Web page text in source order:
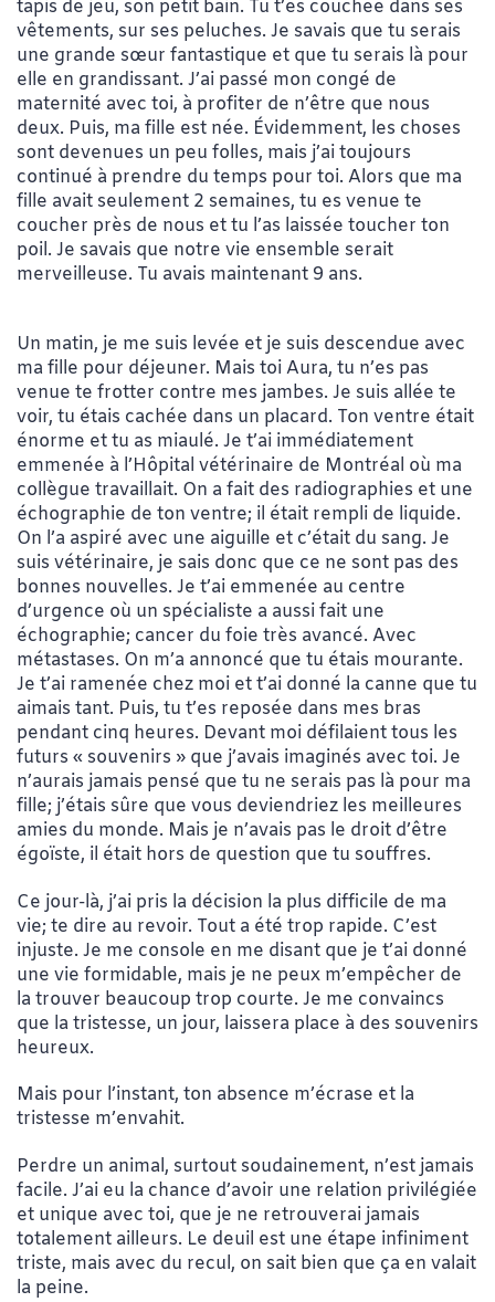
tapis de jeu, son petit bain. Tu t’es couchée dans ses
vêtements, sur ses peluches. Je savais que tu serais
une grande sœur fantastique et que tu serais là pour
elle en grandissant. J’ai passé mon congé de
maternité avec toi, à profiter de n’être que nous
deux. Puis, ma fille est née. Évidemment, les choses
sont devenues un peu folles, mais j’ai toujours
continué à prendre du temps pour toi. Alors que ma
fille avait seulement 2 semaines, tu es venue te
coucher près de nous et tu l’as laissée toucher ton
poil. Je savais que notre vie ensemble serait
merveilleuse. Tu avais maintenant 9 ans.
Un matin, je me suis levée et je suis descendue avec
ma fille pour déjeuner. Mais toi Aura, tu n’es pas
venue te frotter contre mes jambes. Je suis allée te
voir, tu étais cachée dans un placard. Ton ventre était
énorme et tu as miaulé. Je t’ai immédiatement
emmenée à l’Hôpital vétérinaire de Montréal où ma
collègue travaillait. On a fait des radiographies et une
échographie de ton ventre; il était rempli de liquide.
On l’a aspiré avec une aiguille et c’était du sang. Je
suis vétérinaire, je sais donc que ce ne sont pas des
bonnes nouvelles. Je t’ai emmenée au centre
d’urgence où un spécialiste a aussi fait une
échographie; cancer du foie très avancé. Avec
métastases. On m’a annoncé que tu étais mourante.
Je t’ai ramenée chez moi et t’ai donné la canne que tu
aimais tant. Puis, tu t’es reposée dans mes bras
pendant cinq heures. Devant moi défilaient tous les
futurs « souvenirs » que j’avais imaginés avec toi. Je
n’aurais jamais pensé que tu ne serais pas là pour ma
fille; j’étais sûre que vous deviendriez les meilleures
amies du monde. Mais je n’avais pas le droit d’être
égoïste, il était hors de question que tu souffres.
Ce jour-là, j’ai pris la décision la plus difficile de ma
vie; te dire au revoir. Tout a été trop rapide. C’est
injuste. Je me console en me disant que je t’ai donné
une vie formidable, mais je ne peux m’empêcher de
la trouver beaucoup trop courte. Je me convaincs
que la tristesse, un jour, laissera place à des souvenirs
heureux.
Mais pour l’instant, ton absence m’écrase et la
tristesse m’envahit.
Perdre un animal, surtout soudainement, n’est jamais
facile. J’ai eu la chance d’avoir une relation privilégiée
et unique avec toi, que je ne retrouverai jamais
totalement ailleurs. Le deuil est une étape infiniment
triste, mais avec du recul, on sait bien que ça en valait
la peine.